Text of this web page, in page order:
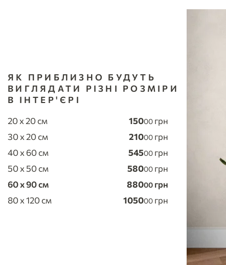
ЯК ПРИБЛИЗНО БУДУТЬ
ВИГЛЯДАТИ РІЗНІ РОЗМІРИ
В ІНТЕР'ЄРІ
20 x 20 см
15000 грн
30 x 20 см
21000 грн
40 x 60 см
54500 грн
50 x 50 см
58000 грн
60 x 90 см
88000 грн
80 x 120 см
105000 грн